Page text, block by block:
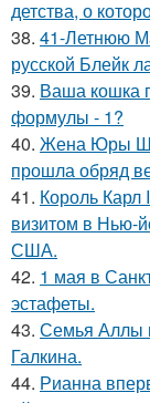
детства, о
38. 41-Летнюю
русской Блейк
39. Ваша кошка
формулы - 1?
40. Жена Юры
прошла обряд
41. Король Карл
визитом в Нью-
США.
42. 1 мая в
эстафеты.
43. Семья Аллы
Галкина.
44. Рианна